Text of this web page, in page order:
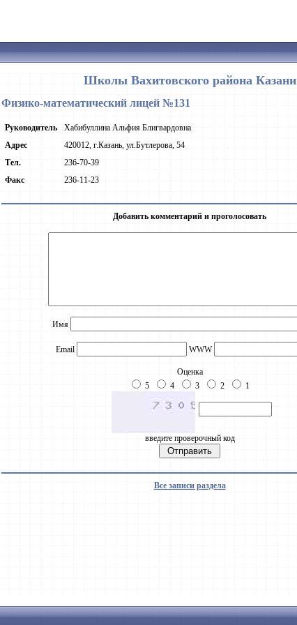
Школы Вахитовского района Казани
Физико-математический лицей №131
Руководитель
Хабибуллина Альфия Блигвардовна
Адрес
420012, г.Казань, ул.Бутлерова, 54
Тел.
236-70-39
Факс
236-11-23
Добавить комментарий и проголосовать
Имя
Email WWW
Оценка
5
4 3 2 1
введите проверочный код
Все записи раздела